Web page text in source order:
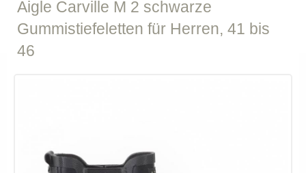
Aigle Carville M 2 schwarze
Gummistiefeletten für Herren, 41 bis
46